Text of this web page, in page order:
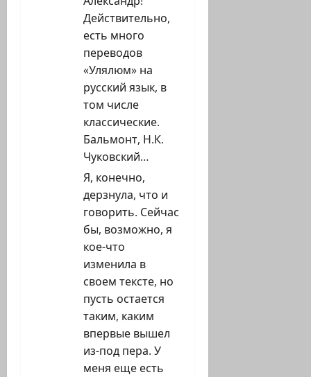
Действительно,
есть много
переводов
«Улялюм» на
русский язык, в
том числе
классические.
Бальмонт, Н.К.
Чуковский…
Я, конечно,
дерзнула, что и
говорить. Сейчас
бы, возможно, я
кое-что
изменила в
своем тексте, но
пусть остается
таким, каким
впервые вышел
из-под пера. У
меня еще есть